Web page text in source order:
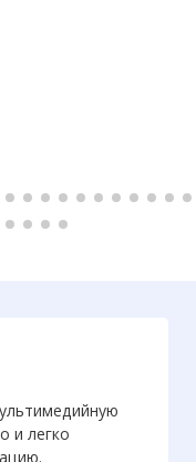
и легко